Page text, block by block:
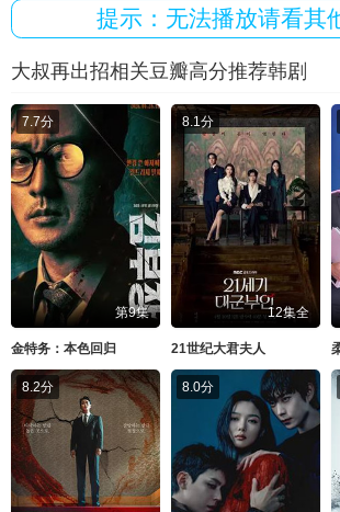
提示：无法播放请看其
大叔再出招相关豆瓣高分推荐韩剧
7.7分
第9集
金特务：本色回归
8.1分
12集全
21世纪大君夫人
8.2分 8.0分